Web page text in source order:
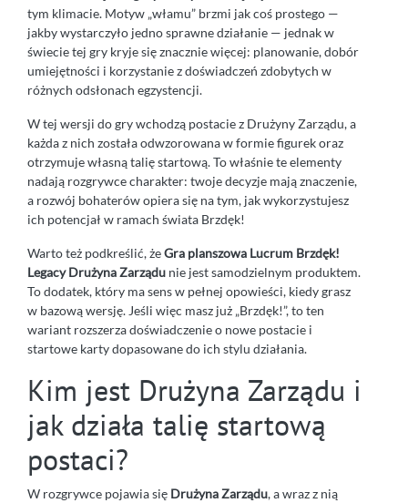
tym klimacie. Motyw „włamu” brzmi jak coś prostego —
jakby wystarczyło jedno sprawne działanie — jednak w
świecie tej gry kryje się znacznie więcej: planowanie, dobór
umiejętności i korzystanie z doświadczeń zdobytych w
różnych odsłonach egzystencji.
W tej wersji do gry wchodzą postacie z Drużyny Zarządu, a
każda z nich została odwzorowana w formie figurek oraz
otrzymuje własną talię startową. To właśnie te elementy
nadają rozgrywce charakter: twoje decyzje mają znaczenie,
a rozwój bohaterów opiera się na tym, jak wykorzystujesz
ich potencjał w ramach świata Brzdęk!
Warto też podkreślić, żeGra planszowa Lucrum Brzdęk!
Legacy Drużyna Zarządu nie jest samodzielnym produktem.
To dodatek, który ma sens w pełnej opowieści, kiedy grasz
w bazową wersję. Jeśli więc masz już „Brzdęk!”, to ten
wariant rozszerza doświadczenie o nowe postacie i
startowe karty dopasowane do ich stylu działania.
Kim jest Drużyna Zarządu i
jak działa talię startową
postaci?
W rozgrywce pojawia się Drużyna Zarządu, a wraz z nią